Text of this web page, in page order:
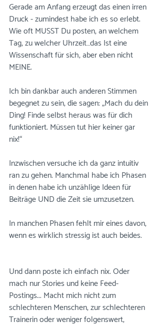
Gerade am Anfang erzeugt das einen irren
Druck - zumindest habe ich es so erlebt.
Wie oft MUSST Du posten, an welchem
Tag, zu welcher Uhrzeit…das Ist eine
Wissenschaft für sich, aber eben nicht
MEINE.⠀⠀⠀⠀⠀⠀⠀⠀⠀
Ich bin dankbar auch anderen Stimmen
begegnet zu sein, die sagen: „Mach du dein
Ding! Finde selbst heraus was für dich
funktioniert. Müssen tut hier keiner gar
nix!“⠀⠀⠀⠀⠀⠀⠀⠀⠀
Inzwischen versuche ich da ganz intuitiv
ran zu gehen. Manchmal habe ich Phasen
in denen habe ich unzählige Ideen für
Beiträge UND die Zeit sie umzusetzen.
In manchen Phasen fehlt mir eines davon,
wenn es wirklich stressig ist auch beides.
Und dann poste ich einfach nix. Oder
mach nur Stories und keine Feed-
Postings... Macht mich nicht zum
schlechteren Menschen, zur schlechteren
Trainerin oder weniger folgenswert,